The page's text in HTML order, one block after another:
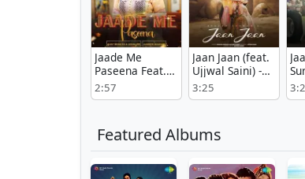
Jaade Me
Paseena Feat.
Aarohi Raghav -
Anjali99 mp3
2:57
Jaan Jaan (feat.
Ujjwal Saini) -
Renuka Panwar
Mp3
3:25
Featured Albums